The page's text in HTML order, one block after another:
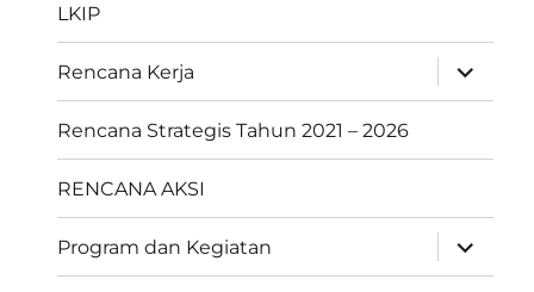
LKIP
Rencana Kerja
perlebar
menu
anak
Rencana Strategis Tahun 2021 – 2026
RENCANA AKSI
Program dan Kegiatan
perlebar
menu
anak